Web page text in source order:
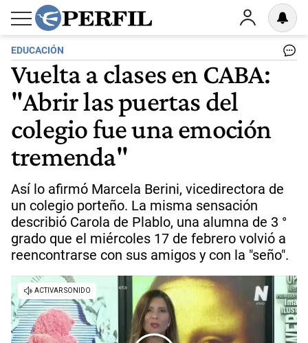
EDUCACIÓN
Vuelta a clases en CABA:
"Abrir las puertas del
colegio fue una emoción
tremenda"
Así lo afirmó Marcela Berini, vicedirectora de
un colegio porteño. La misma sensación
describió Carola de Plablo, una alumna de 3 °
grado que el miércoles 17 de febrero volvió a
reencontrarse con sus amigos y con la "seño".